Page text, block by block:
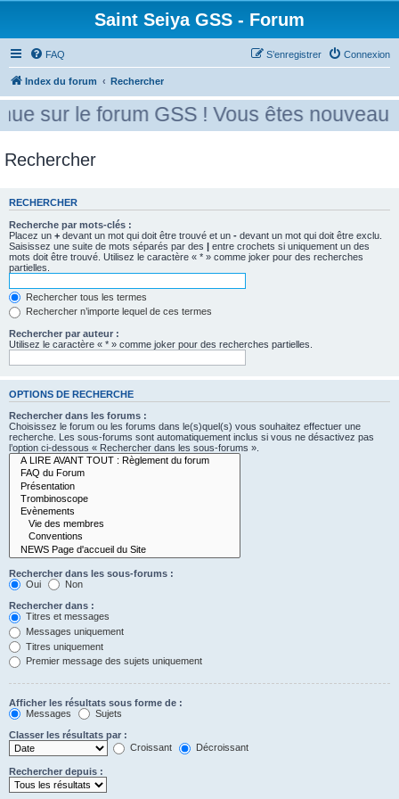
Saint Seiya GSS - Forum
FAQ Connexion
S’enregistrer
Index du forum Rechercher
sur le forum GSS ! Vous êtes
Rechercher
RECHERCHER
Recherche par mots-clés :
Placez un + devant un mot qui doit être trouvé et un - devant un mot qui doit être exclu.
Saisissez une suite de mots séparés par des | entre crochets si uniquement un des
mots doit être trouvé. Utilisez le caractère « * » comme joker pour des recherches
partielles.
Rechercher tous les termes
Rechercher n’importe lequel de ces termes
Rechercher par auteur :
Utilisez le caractère « * » comme joker pour des recherches partielles.
OPTIONS DE RECHERCHE
Rechercher dans les forums :
Choisissez le forum ou les forums dans le(s)quel(s) vous souhaitez effectuer une
recherche. Les sous-forums sont automatiquement inclus si vous ne désactivez pas
l’option ci-dessous « Rechercher dans les sous-forums ».
Rechercher dans les sous-forums :
Oui
Non
Rechercher dans :
Titres et messages
Messages uniquement
Titres uniquement
Premier message des sujets uniquement
Afficher les résultats sous forme de :
Messages
Sujets
Classer les résultats par :
Croissant
Décroissant
Rechercher depuis :